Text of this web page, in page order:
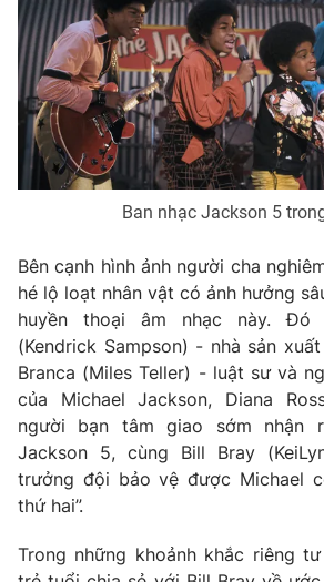
Phó Tổng Biên tập: Nguyễn Thị Mỹ Hạnh,
Nguyễn Trọng Ninh
Tổng đài VTV:024.38 355 931 - 024.38
Ðiện thoại Thời báo VTV: 024.66 897 897
Email:
toasoan@vtv.vn
Liên hệ quảng cáo:024-7300.7108
® Cấm sao chép dưới mọi hình thức nếu
thuận bằng văn bản. Ghi rõ nguồn VTV.vn
thông tin từ website này.
Ban nhạc Jackson 5
Bên cạnh hình ảnh người cha
hé lộ loạt nhân vật có ảnh hưởng
huyền thoại âm nhạc này.
(Kendrick Sampson) - nhà sản
Branca (Miles Teller) - luật sư và
của Michael Jackson, Diana
người bạn tâm giao sớm nhận
Jackson 5, cùng Bill Bray
trưởng đội bảo vệ được Michael
thứ hai”.
Trong những khoảnh khắc riêng